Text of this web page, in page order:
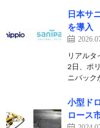
日本サ
を導入
リアルタ
2日、ポ
ニパック
小型ド
ロース